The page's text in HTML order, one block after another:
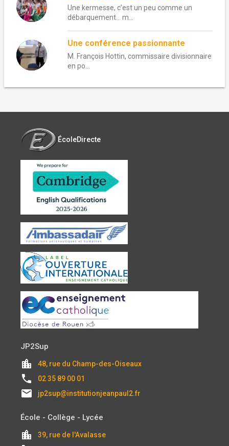
Une kermesse, c’est un peu comme un
débarquement… m...
Une conférence passionnante
M. François Hottin, commissaire divisionnaire
en po...
ÉcoleDirecte
JP2Sup
location_city 48, rue du Champ-des-Oiseaux
local_phone 02 35 89 00 01
email jp2sup@institutionjeanpaul2.fr
École - Collège - Lycée
location_city 39, rue de l'Avalasse